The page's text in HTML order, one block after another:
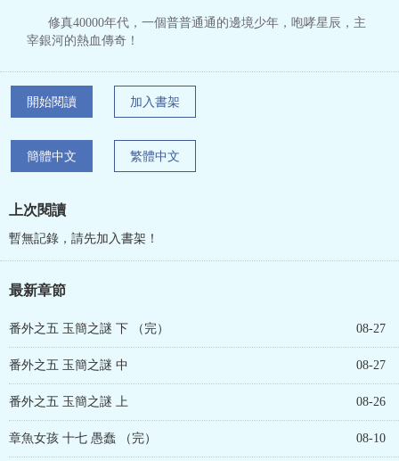
修真40000年代，一個普普通通的邊境少年，咆哮星辰，主
宰銀河的熱血傳奇！
開始閱讀 加入書架
簡體中文 繁體中文
上次閱讀
暫無記錄，請先加入書架！
最新章節
番外之五 玉簡之謎 下 （完） 08-27
番外之五 玉簡之謎 中 08-27
番外之五 玉簡之謎 上 08-26
章魚女孩 十七 愚蠢 （完） 08-10